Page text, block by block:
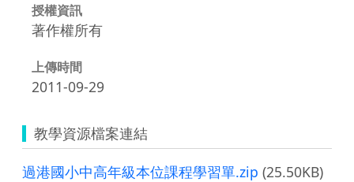
授權資訊
著作權所有
上傳時間
2011-09-29
教學資源檔案連結
過港國小中高年級本位課程學習單.zip (25.50KB)